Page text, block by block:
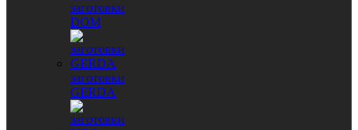
заготовки
DOM
заготовки
GERDA